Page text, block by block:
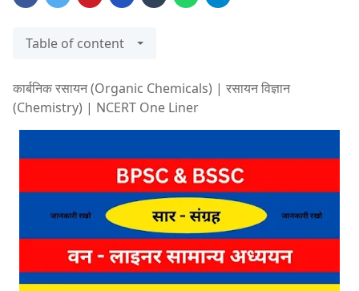
Table of content
कार्बनिक रसायन (Organic Chemicals) | रसायन विज्ञान
(Chemistry) | NCERT One Liner